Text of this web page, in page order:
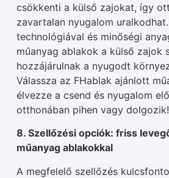
csökkenti a külső zajokat, így
zavartalan nyugalom
technológiával és minőségi
műanyag ablakok a külső zajok
hozzájárulnak a nyugodt
Válassza az FHablak ajánlott
élvezze a csend és nyugalom
otthonában pihen vagy dolgozik!
8. Szellőzési opciók: friss
műanyag ablakokkal
A megfelelő szellőzés